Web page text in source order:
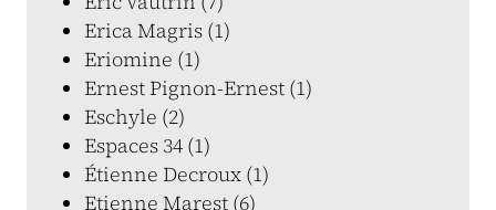
Erica Magris (1)
Eriomine (1)
Ernest Pignon-Ernest (1)
Eschyle (2)
Espaces 34 (1)
Étienne Decroux (1)
Etienne Marest (6)